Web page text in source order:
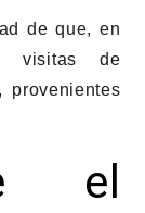
de que, en
visitas de
provenientes
el